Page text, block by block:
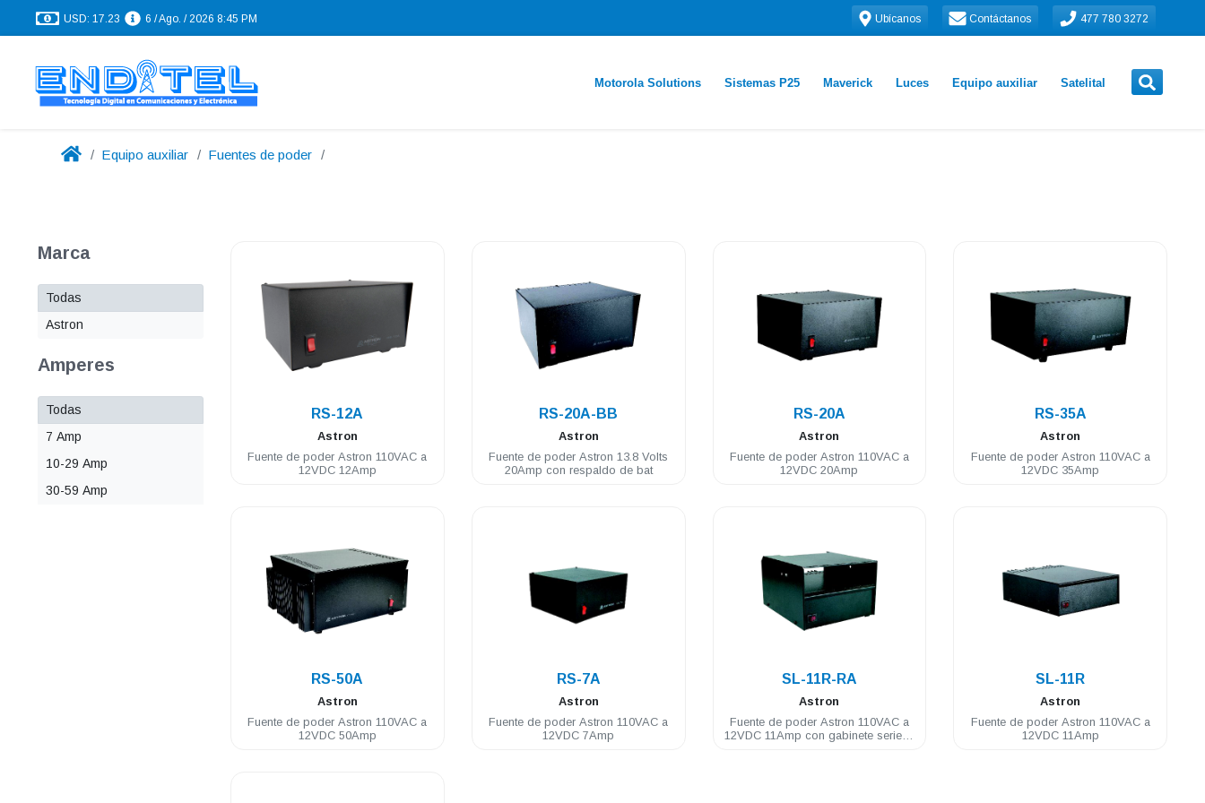
USD: 17.23 6 / Ago. / 2026 8:45 PM Ubícanos Contáctanos 477 780 3272
Motorola Solutions Sistemas P25 Maverick Luces Equipo auxiliar Satelital
Equipo auxiliar Fuentes de poder
Marca
Todas
Astron
Amperes
Todas
7 Amp
10-29 Amp
30-59 Amp
RS-12A
Astron
Fuente de poder Astron 110VAC a
12VDC 12Amp
RS-20A-BB
Astron
Fuente de poder Astron 13.8 Volts
20Amp con respaldo de bat
RS-20A
Astron
Fuente de poder Astron 110VAC a
12VDC 20Amp
RS-35A
Astron
Fuente de poder Astron 110VAC a
12VDC 35Amp
RS-50A
Astron
Fuente de poder Astron 110VAC a
12VDC 50Amp
RS-7A
Astron
Fuente de poder Astron 110VAC a
12VDC 7Amp
SL-11R-RA
Astron
Fuente de poder Astron 110VAC a
12VDC 11Amp con gabinete serie M
SL-11R
Astron
Fuente de poder Astron 110VAC a
12VDC 11Amp